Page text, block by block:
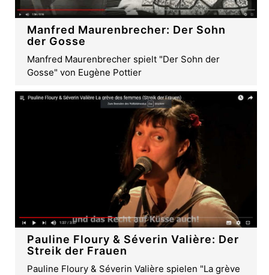
Manfred Maurenbrecher: Der Sohn
der Gosse
Manfred Maurenbrecher spielt "Der Sohn der
Gosse" von Eugène Pottier
Pauline Floury & Séverin Valière: Der
Streik der Frauen
Pauline Floury & Séverin Valière spielen "La grève